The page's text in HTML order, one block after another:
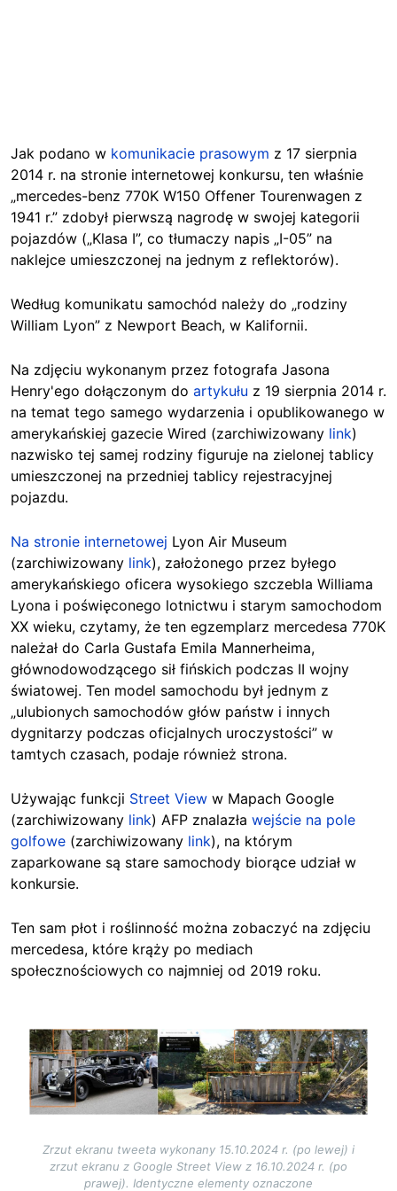
Jak podano w komunikacie prasowym z 17 sierpnia
2014 r. na stronie internetowej konkursu, ten właśnie
„mercedes-benz 770K W150 Offener Tourenwagen z
1941 r.” zdobył pierwszą nagrodę w swojej kategorii
pojazdów („Klasa I”, co tłumaczy napis „I-05” na
naklejce umieszczonej na jednym z reflektorów).
Według komunikatu samochód należy do „rodziny
William Lyon” z Newport Beach, w Kalifornii.
Na zdjęciu wykonanym przez fotografa Jasona
Henry'ego dołączonym do artykułu z 19 sierpnia 2014 r.
na temat tego samego wydarzenia i opublikowanego w
amerykańskiej gazecie Wired (zarchiwizowany link)
nazwisko tej samej rodziny figuruje na zielonej tablicy
umieszczonej na przedniej tablicy rejestracyjnej
pojazdu.
Na stronie internetowej Lyon Air Museum
(zarchiwizowany link), założonego przez byłego
amerykańskiego oficera wysokiego szczebla Williama
Lyona i poświęconego lotnictwu i starym samochodom
XX wieku, czytamy, że ten egzemplarz mercedesa 770K
należał do Carla Gustafa Emila Mannerheima,
głównodowodzącego sił fińskich podczas II wojny
światowej. Ten model samochodu był jednym z
„ulubionych samochodów głów państw i innych
dygnitarzy podczas oficjalnych uroczystości” w
tamtych czasach, podaje również strona.
Używając funkcji Street View w Mapach Google
(zarchiwizowany link) AFP znalazła wejście na pole
golfowe (zarchiwizowany link), na którym
zaparkowane są stare samochody biorące udział w
konkursie.
Ten sam płot i roślinność można zobaczyć na zdjęciu
mercedesa, które krąży po mediach
społecznościowych co najmniej od 2019 roku.
Image
Zrzut ekranu tweeta wykonany 15.10.2024 r. (po lewej) i
zrzut ekranu z Google Street View z 16.10.2024 r. (po
prawej). Identyczne elementy oznaczone